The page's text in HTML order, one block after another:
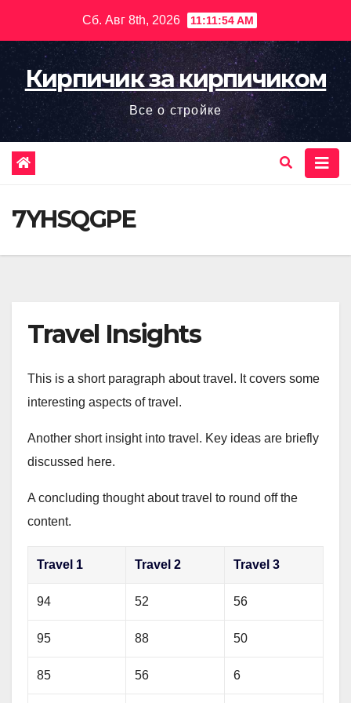
содержимому
Сб. Авг 8th, 2026 11:11:56 AM
Кирпичик за кирпичиком
Все о стройке
7YHSQGPE
Travel Insights
This is a short paragraph about travel. It covers some
interesting aspects of travel.
Another short insight into travel. Key ideas are briefly
discussed here.
A concluding thought about travel to round off the
content.
Travel 1 Travel 2 Travel 3
94 52 56
95 88 50
85 56 6